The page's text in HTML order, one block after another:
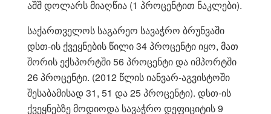
აშშ დოლარს მიაღწია (1 პროცენტით ნაკლები).
საქართველოს საგარეო სავაჭრო ბრუნვაში
დსთ-ის ქვეყნების წილი 34 პროცენტი იყო, მათ
შორის ექსპორტში 56 პროცენტი და იმპორტში
26 პროცენტი. (2012 წლის იანვარ-აგვისტოში
შესაბამისად 31, 51 და 25 პროცენტი). დსთ-ის
ქვეყნებზე მოდიოდა სავაჭრო დეფიციტის 9